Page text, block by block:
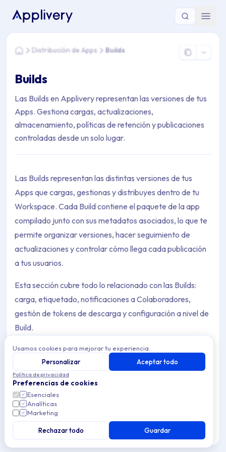
HomeDistribución de Apps Builds
Builds
Las Builds en Applivery representan las versiones de tus
Apps. Gestiona cargas, actualizaciones,
almacenamiento, políticas de retención y publicaciones
controladas desde un solo lugar.
Las Builds representan las distintas versiones de tus
Apps que cargas, gestionas y distribuyes dentro de tu
Workspace. Cada Build contiene el paquete de la app
compilado junto con sus metadatos asociados, lo que te
permite organizar versiones, hacer seguimiento de
actualizaciones y controlar cómo llega cada publicación
a tus usuarios.
Esta sección cubre todo lo relacionado con las Builds:
carga, etiquetado, notificaciones a Colaboradores,
gestión de tokens de descarga y configuración a nivel de
Build.
Archive Contents: Builds
This collection contains 6 articles across 1 sections: Builds.
Topics covered: Retención de Builds, Regiones de
Retención de Builds
Configura las políticas de retención de Builds en
Applivery a nivel de Workspace y de App para gestionar
el almacenamiento y garantizar el acceso a las Builds
más recientes.
Usamos cookies para mejorar tu experiencia.
Personalizar
Aceptar todo
Política de privacidad
Preferencias de cookies
Esenciales
Analíticas
Marketing
Rechazar todo Guardar